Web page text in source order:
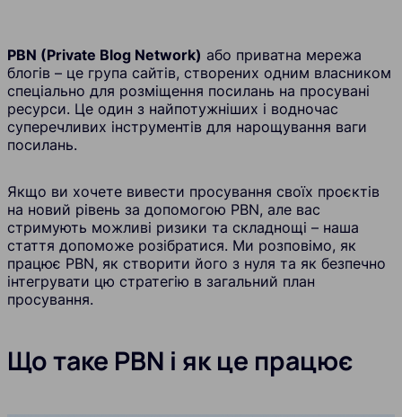
PBN (Private Blog Network) або приватна мережа
блогів – це група сайтів, створених одним власником
спеціально для розміщення посилань на просувані
ресурси. Це один з найпотужніших і водночас
суперечливих інструментів для нарощування ваги
посилань.
Якщо ви хочете вивести просування своїх проєктів
на новий рівень за допомогою PBN, але вас
стримують можливі ризики та складнощі – наша
стаття допоможе розібратися. Ми розповімо, як
працює PBN, як створити його з нуля та як безпечно
інтегрувати цю стратегію в загальний план
просування.
Що таке PBN і як це працює